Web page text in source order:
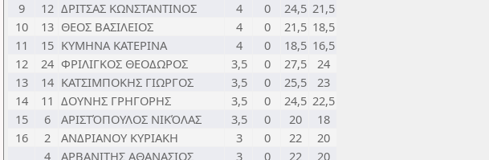
9
12 ΔΡΙΤΣΑΣ ΚΩΝΣΤΑΝΤΙΝΟΣ 4 0 24,5 21,5
10
13 ΘΕΟΣ ΒΑΣΙΛΕΙΟΣ 4 0 21,5 18,5
11
15 ΚΥΜΗΝΑ ΚΑΤΕΡΙΝΑ 4 0 18,5 16,5
12
24 ΦΡΙΛΙΓΚΟΣ ΘΕΟΔΩΡΟΣ 3,5 0 27,5
24
13
14 ΚΑΤΣΙΜΠΟΚΗΣ ΓΙΩΡΓΟΣ 3,5 0 25,5
23
14
11 ΔΟΥΝΗΣ ΓΡΗΓΟΡΗΣ 3,5 0 24,5 22,5
15
6 ΑΡΙΣΤΌΠΟΥΛΟΣ ΝΙΚΌΛΑΣ 3,5 0 20
18
16
2 ΑΝΔΡΙΑΝΟΥ ΚΥΡΙΑΚΗ 3 0 22
20
4
ΑΡΒΑΝΙΤΗΣ ΑΘΑΝΑΣΙΟΣ 3 0 22 20